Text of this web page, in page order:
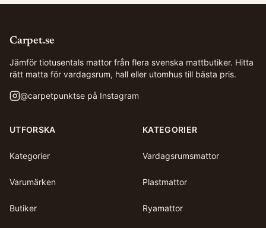
Carpet.se
Jämför tiotusentals mattor från flera svenska mattbutiker. Hitta
rätt matta för vardagsrum, hall eller utomhus till bästa pris.
@carpetpunktse på Instagram
UTFORSKA
Kategorier
Varumärken
Butiker
KATEGORIER
Vardagsrumsmattor
Plastmattor
Ryamattor